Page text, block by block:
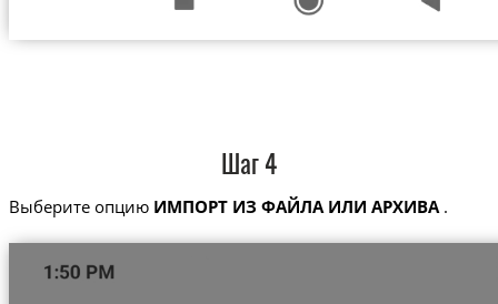
Шаг 4
Выберите опцию ИМПОРТ ИЗ ФАЙЛА ИЛИ АРХИВА.